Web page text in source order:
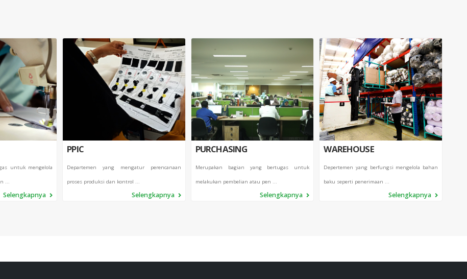
untuk mengelola
...
Selengkapnya
PPIC
Departemen yang mengatur perencanaan
proses produksi dan kontrol ...
Selengkapnya
PURCHASING
Merupakan bagian yang bertugas untuk
melakukan pembelian atau pen ...
Selengkapnya
WAREHOUSE
Depertemen yang berfungsi mengelola bahan
baku seperti penerimaan ...
Selengkapnya